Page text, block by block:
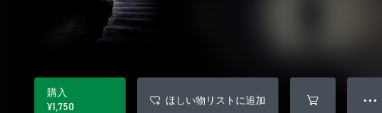
購入
¥1,750
ほしい物リストに追加 ● ● ●